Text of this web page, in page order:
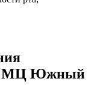
в МЦ Южный